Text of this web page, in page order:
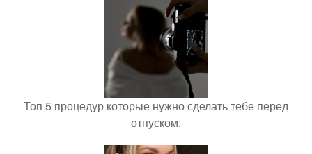
Топ 5 процедур которые нужно сделать тебе перед
отпуском.